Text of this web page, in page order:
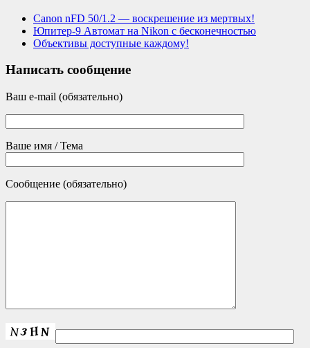
Canon nFD 50/1.2 — воскрешение из мертвых!
Юпитер-9 Автомат на Nikon с бесконечностью
Объективы доступные каждому!
Написать сообщение
Ваш e-mail (обязательно)
Ваше имя / Тема
Сообщение (обязательно)